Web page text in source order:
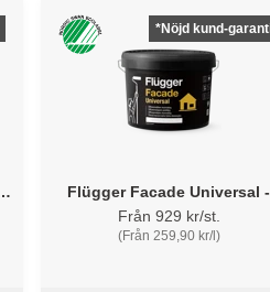
*Nöjd kund-
Flügger Facade Universal -
Putsfärg
Från 929 kr/st.
(Från 259,90 kr/l)